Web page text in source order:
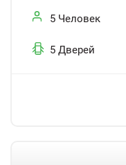
5 Человек
5 Дверей